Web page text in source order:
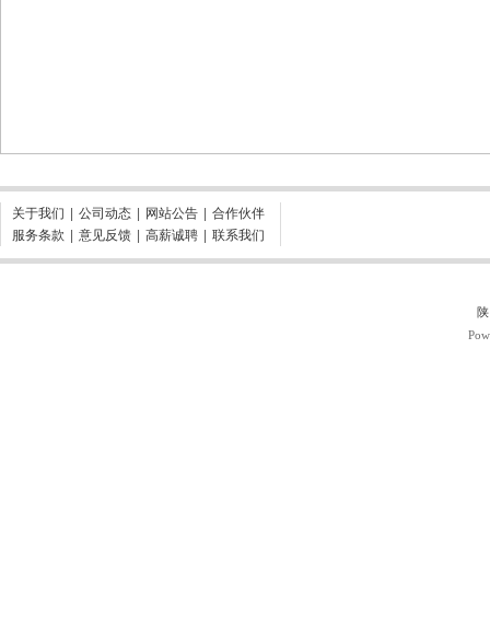
关于我们 公司动态 网站公告
合作伙伴
服务条款
意见反馈 高薪诚聘 联系我们